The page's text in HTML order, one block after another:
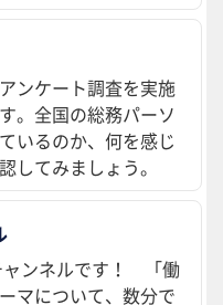
ンケート調査を実施
。全国の総務パーソ
いるのか、何を感じ
してみましょう。
ャンネルです！ 「働
マについて、数分で